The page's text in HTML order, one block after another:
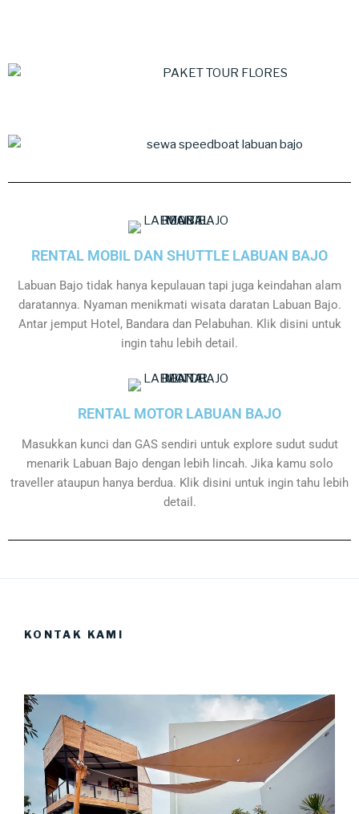
RENTAL MOBIL DAN SHUTTLE LABUAN BAJO
Labuan Bajo tidak hanya kepulauan tapi juga keindahan alam
daratannya. Nyaman menikmati wisata daratan Labuan Bajo.
Antar jemput Hotel, Bandara dan Pelabuhan. Klik disini untuk
ingin tahu lebih detail.
RENTAL MOTOR LABUAN BAJO
Masukkan kunci dan GAS sendiri untuk explore sudut sudut
menarik Labuan Bajo dengan lebih lincah. Jika kamu solo
traveller ataupun hanya berdua. Klik disini untuk ingin tahu lebih
detail.
KONTAK KAMI